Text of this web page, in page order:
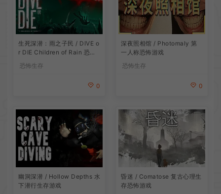
生死深潜：雨之子民 / DIVE o
r DIE Children of Rain 恐怖
恐怖生存
0
深夜照相馆 / Photomaly 第
一人称恐怖游戏
恐怖生存
0
幽洞深潜 / Hollow Depths 水
下潜行生存游戏
昏迷 / Comatose 复古心理生
存恐怖游戏